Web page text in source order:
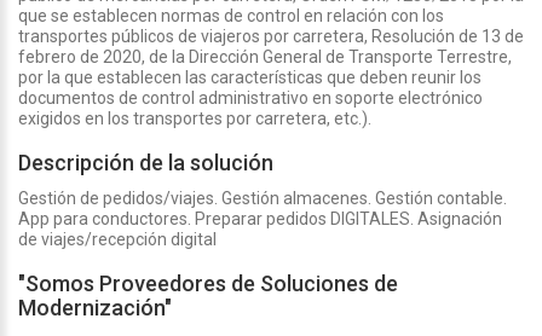
que se establecen normas de control en relación con los
transportes públicos de viajeros por carretera, Resolución de 13 de
febrero de 2020, de la Dirección General de Transporte Terrestre,
por la que establecen las características que deben reunir los
documentos de control administrativo en soporte electrónico
exigidos en los transportes por carretera, etc.).
Descripción de la solución
Gestión de pedidos/viajes. Gestión almacenes. Gestión contable.
App para conductores. Preparar pedidos DIGITALES. Asignación
de viajes/recepción digital
"Somos Proveedores de Soluciones de
Modernización"